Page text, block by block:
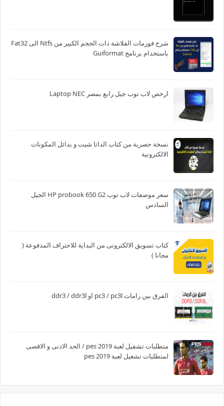
شرح فورمات الفلاشة ذات الحجم الكبير من Ntfs الى Fat32
باستخدام برنامج Guiformat
ارخص لاب توب جيل رابع بمصر Laptop NEC
نسخة حصرية من كتاب الداتا شيت و بدائل المكونات
الالكترونية
سعر موصفات لاب توب HP probook 650 G2 الجيل
السادس
كتاب تسويق الالكترونى من البداية للاحتراف المدفوعة (
مجانا )
الفرق بين رامات pc3 / pc3l او ddr3 / ddr3l
متطلبات تشفيل لعبة pes 2019 / الحد الادنى و الاقصى
لمتطلبات تشغيل لعبة pes 2019